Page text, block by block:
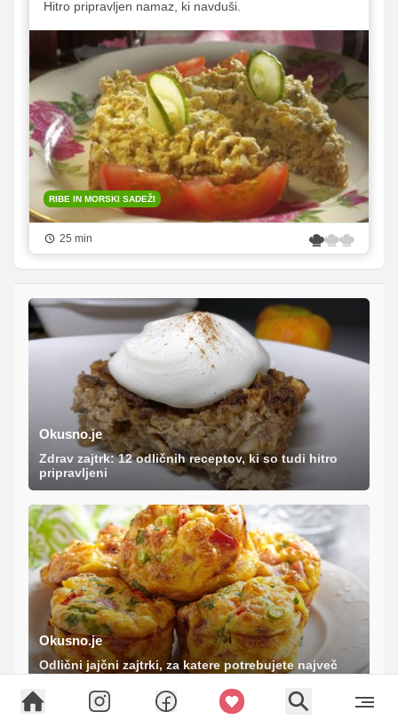
Hitro pripravljen namaz, ki navduši.
RIBE IN MORSKI SADEŽI
25 min
Okusno.je
Zdrav zajtrk: 12 odličnih receptov, ki so tudi hitro
pripravljeni
Okusno.je
Odlični jajčni zajtrki, za katere potrebujete največ
pol ure